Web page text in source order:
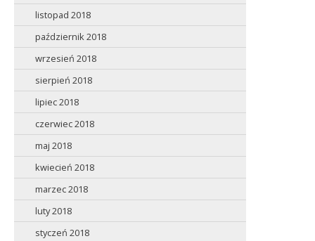
listopad 2018
październik 2018
wrzesień 2018
sierpień 2018
lipiec 2018
czerwiec 2018
maj 2018
kwiecień 2018
marzec 2018
luty 2018
styczeń 2018